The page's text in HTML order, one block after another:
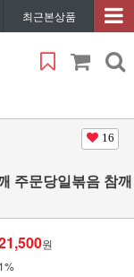
최근본상품
16
주문당일볶음 참깨
원
1%